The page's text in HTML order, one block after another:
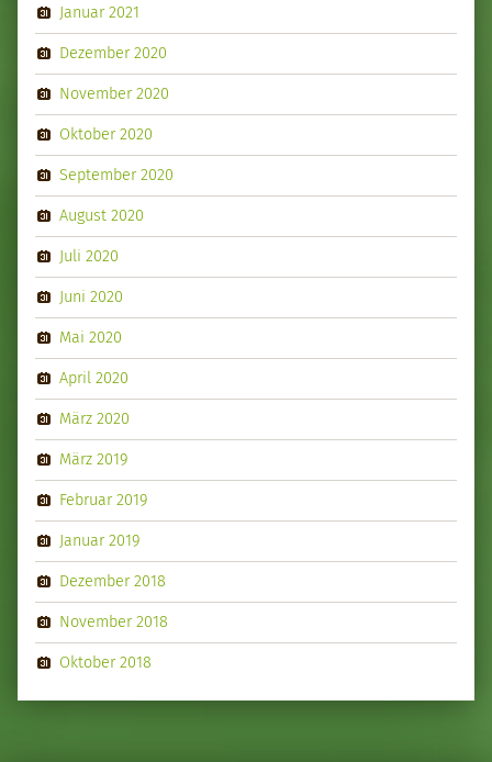
Januar 2021
Dezember 2020
November 2020
Oktober 2020
September 2020
August 2020
Juli 2020
Juni 2020
Mai 2020
April 2020
März 2020
März 2019
Februar 2019
Januar 2019
Dezember 2018
November 2018
Oktober 2018